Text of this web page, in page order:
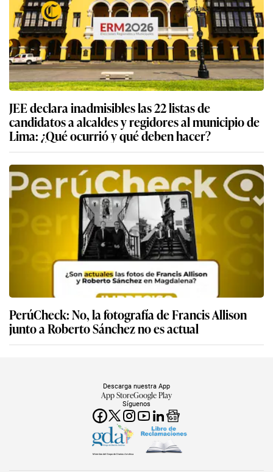
JEE declara inadmisibles las 22 listas de
candidatos a alcaldes y regidores al municipio de
Lima: ¿Qué ocurrió y qué deben hacer?
PerúCheck: No, la fotografía de Francis Allison
junto a Roberto Sánchez no es actual
Síguenos
Descarga nuestra App
App StoreGoogle Play
Miembro del Grupo de Diarios América